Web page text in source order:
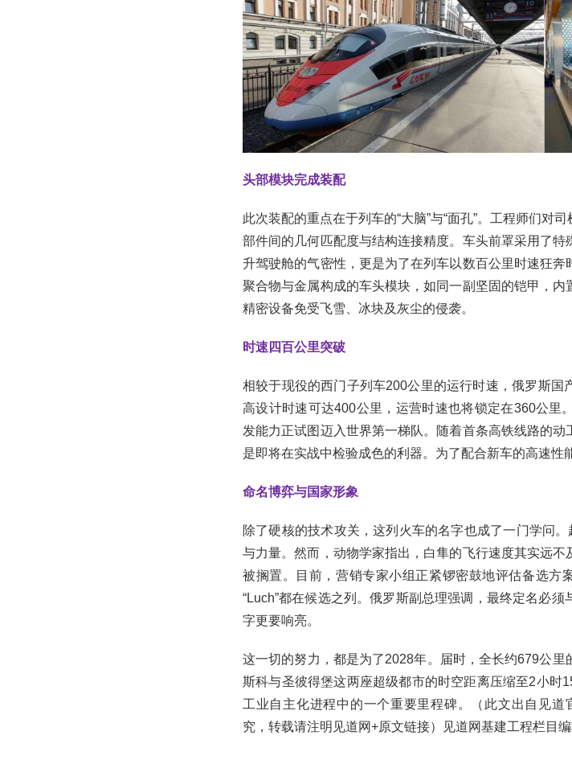
头部模块完成装配
此次装配的重点在于列车的“大脑”与“面孔”。工程师们对
部件间的几何匹配度与结构连接精度。车头前罩采用了
升驾驶舱的气密性，更是为了在列车以数百公里时速狂
聚合物与金属构成的车头模块，如同一副坚固的铠甲，
精密设备免受飞雪、冰块及灰尘的侵袭。
时速四百公里突破
相较于现役的西门子列车200公里的运行时速，俄罗斯
高设计时速可达400公里，运营时速也将锁定在360公里
发能力正试图迈入世界第一梯队。随着首条高铁线路的
是即将在实战中检验成色的利器。为了配合新车的高速性
命名博弈与国家形象
除了硬核的技术攻关，这列火车的名字也成了一门学问
与力量。然而，动物学家指出，白隼的飞行速度其实远
被搁置。目前，营销专家小组正紧锣密鼓地评估备选方
“Luch”都在候选之列。俄罗斯副总理强调，最终定名必
字更要响亮。
这一切的努力，都是为了2028年。届时，全长约679公
斯科与圣彼得堡这两座超级都市的时空距离压缩至2小时
工业自主化进程中的一个重要里程碑。（此文出自见道
究，转载请注明见道网+原文链接）见道网基建工程栏目